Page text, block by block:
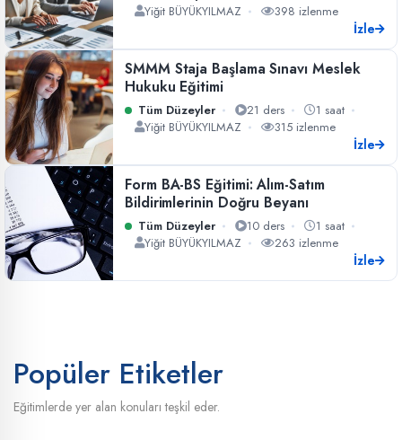
Yiğit BÜYÜKYILMAZ
398 izlenme
İzle
SMMM Staja Başlama Sınavı Meslek
Hukuku Eğitimi
Tüm Düzeyler 21 ders
1 saat
Yiğit BÜYÜKYILMAZ
315 izlenme
İzle
Form BA-BS Eğitimi: Alım-Satım
Bildirimlerinin Doğru Beyanı
Tüm Düzeyler 10 ders
1 saat
Yiğit BÜYÜKYILMAZ
263 izlenme
İzle
Popüler Etiketler
Eğitimlerde yer alan konuları teşkil eder.